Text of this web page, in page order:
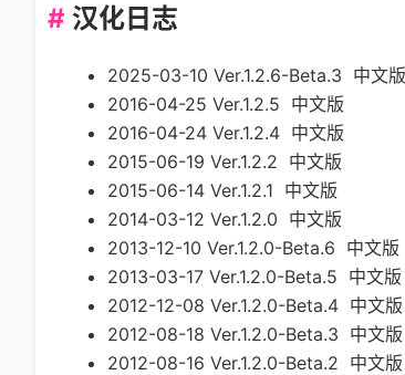
汉化日志
2025-03-10 Ver.1.2.6-Beta.3 中文版
2016-04-25 Ver.1.2.5 中文版
2016-04-24 Ver.1.2.4 中文版
2015-06-19 Ver.1.2.2 中文版
2015-06-14 Ver.1.2.1 中文版
2014-03-12 Ver.1.2.0 中文版
2013-12-10 Ver.1.2.0-Beta.6 中文版
2013-03-17 Ver.1.2.0-Beta.5 中文版
2012-12-08 Ver.1.2.0-Beta.4 中文版
2012-08-18 Ver.1.2.0-Beta.3 中文版
2012-08-16 Ver.1.2.0-Beta.2 中文版